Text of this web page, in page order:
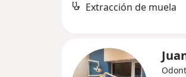
Extracción de muela